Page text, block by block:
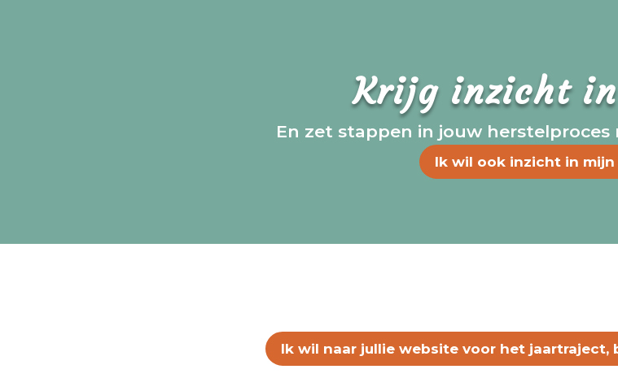
Krijg inzicht in
En zet stappen in jouw
Ik wil ook inzicht in mijn
Ik wil naar jullie website voor het jaartraject,